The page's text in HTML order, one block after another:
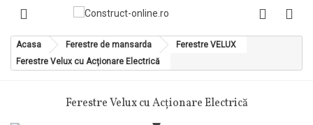
Acasa Ferestre de mansarda
Ferestre VELUX
Ferestre Velux cu Acționare Electrică
Ferestre Velux cu Acționare Electrică